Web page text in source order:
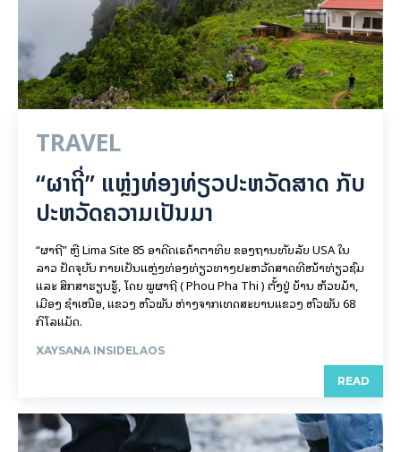
TRAVEL
“ຜາຖີ່” ແຫຼ່ງທ່ອງທ່ຽວປະຫວັດສາດ ກັບ
ປະຫວັດຄວາມເປັນມາ
“ຜາຖີ່” ຫຼື Lima Site 85 ອາດີດເຣດ້າຕາທິບ ຂອງຖານທັບລັບ USA ໃນ
ລາວ ປັດຈຸບັນ ກາຍເປັນແຫຼ່ງທ່ອງທ່ຽວທາງປະຫວັດສາດທີ່ໜ້າທ່ຽວຊົມ
ແລະ ສຶກສາຮຽນຮູ້, ໂດຍ ພູຜາຖີ່ ( Phou Pha Thi ) ຕັ້ງຢູ່ ບ້ານ ຫ້ວຍມ້າ,
ເມືອງ ຊໍາເໜືອ, ແຂວງ ຫົວພັນ ຫ່າງຈາກເທດສະບານແຂວງ ຫົວພັນ 68
ກິ​ໂລ​ແມັດ.
XAYSANA INSIDELAOS
READ